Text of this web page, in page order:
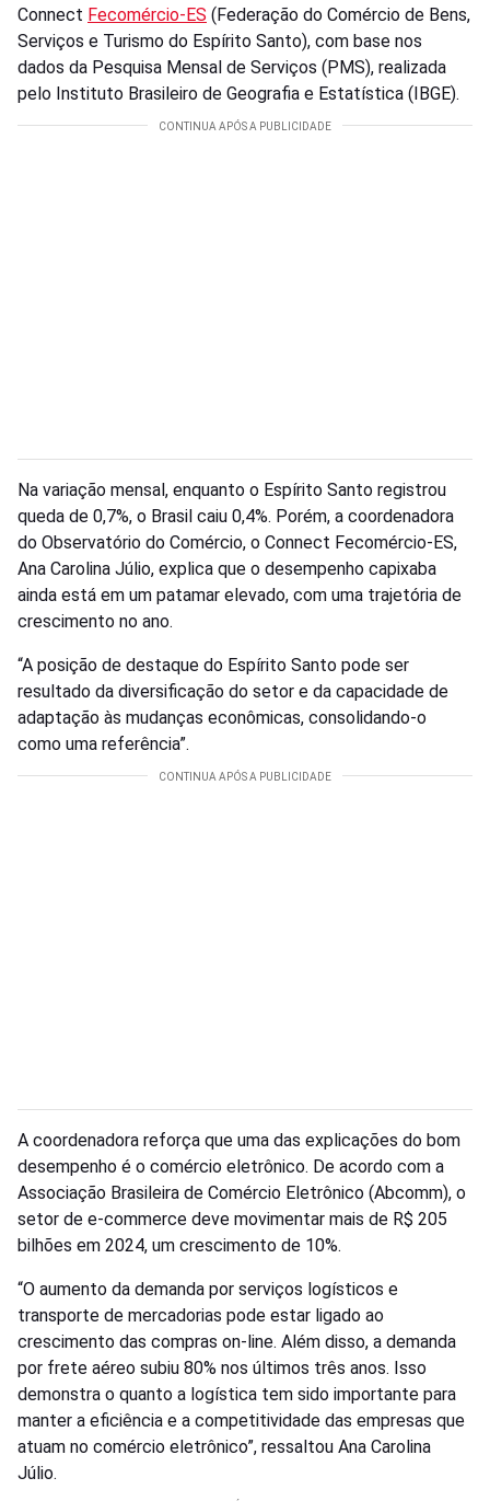
Connect Fecomércio-ES (Federação do Comércio de Bens,
Serviços e Turismo do Espírito Santo), com base nos
dados da Pesquisa Mensal de Serviços (PMS), realizada
pelo Instituto Brasileiro de Geografia e Estatística (IBGE).
Na variação mensal, enquanto o Espírito Santo registrou
queda de 0,7%, o Brasil caiu 0,4%. Porém, a coordenadora
do Observatório do Comércio, o Connect Fecomércio-ES,
Ana Carolina Júlio, explica que o desempenho capixaba
ainda está em um patamar elevado, com uma trajetória de
crescimento no ano.
“A posição de destaque do Espírito Santo pode ser
resultado da diversificação do setor e da capacidade de
adaptação às mudanças econômicas, consolidando-o
como uma referência”.
A coordenadora reforça que uma das explicações do bom
desempenho é o comércio eletrônico. De acordo com a
Associação Brasileira de Comércio Eletrônico (Abcomm), o
setor de e-commerce deve movimentar mais de R$ 205
bilhões em 2024, um crescimento de 10%.
“O aumento da demanda por serviços logísticos e
transporte de mercadorias pode estar ligado ao
crescimento das compras on-line. Além disso, a demanda
por frete aéreo subiu 80% nos últimos três anos. Isso
demonstra o quanto a logística tem sido importante para
manter a eficiência e a competitividade das empresas que
atuam no comércio eletrônico”, ressaltou Ana Carolina
Júlio.